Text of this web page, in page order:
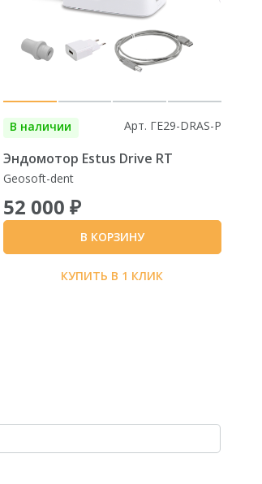
В наличии Арт. ГЕ29-DRAS-P
Эндомотор Estus Drive RT
Geosoft-dent
52 000 ₽
В КОРЗИНУ
КУПИТЬ В 1 КЛИК